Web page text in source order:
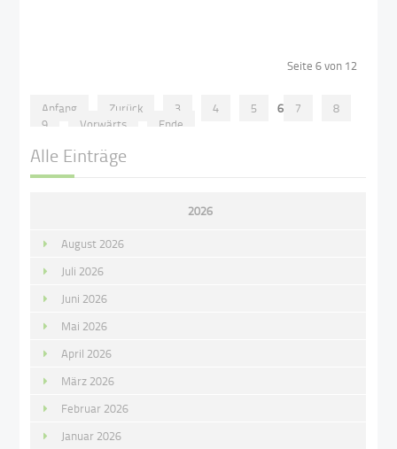
Seite 6 von 12
Anfang Zurück 3 4 5 6 7
8
9
Vorwärts Ende
Alle Einträge
2026
August 2026
Juli 2026
Juni 2026
Mai 2026
April 2026
März 2026
Februar 2026
Januar 2026